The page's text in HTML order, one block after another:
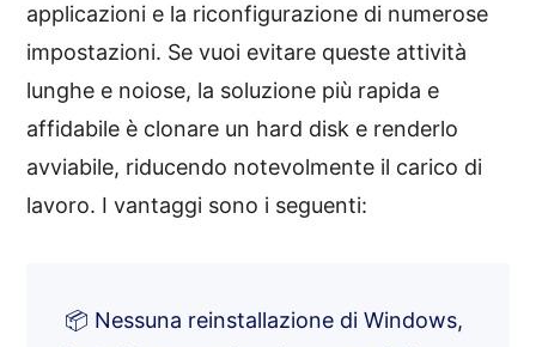
applicazioni e la riconfigurazione di numerose
impostazioni. Se vuoi evitare queste attività
lunghe e noiose, la soluzione più rapida e
affidabile è clonare un hard disk e renderlo
avviabile, riducendo notevolmente il carico di
lavoro. I vantaggi sono i seguenti:
📦 Nessuna reinstallazione di Windows,